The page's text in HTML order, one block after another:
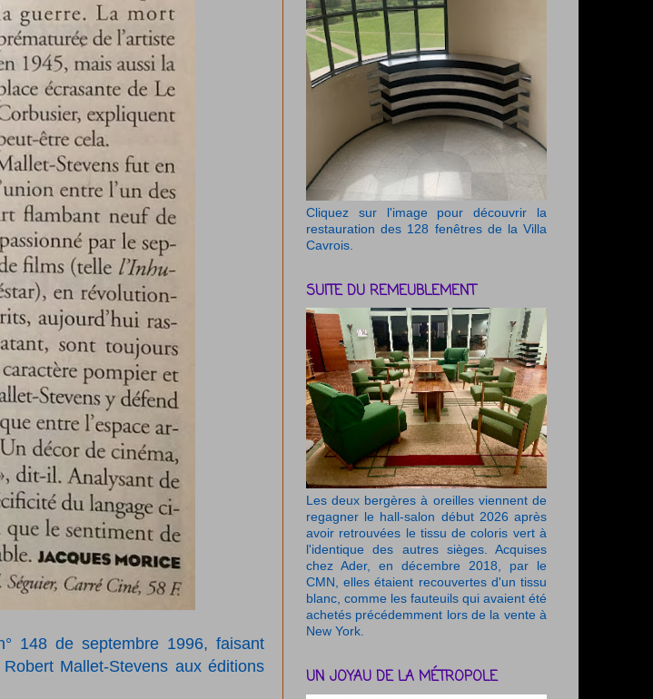
148 de septembre 1996, faisant
Mallet-Stevens aux éditions
Cliquez sur l'image pour découvrir la
restauration des 128 fenêtres de la Villa
Cavrois.
SUITE DU REMEUBLEMENT
Les deux bergères à oreilles viennent de
regagner le hall-salon début 2026 après
avoir retrouvées le tissu de coloris vert à
l'identique des autres sièges. Acquises
chez Ader, en décembre 2018, par le
CMN, elles étaient recouvertes d'un tissu
blanc, comme les fauteuils qui avaient été
achetés précédemment lors de la vente à
New York.
UN JOYAU DE LA MÉTROPOLE